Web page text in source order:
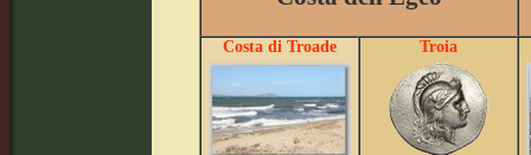
Costa di Troade Troia